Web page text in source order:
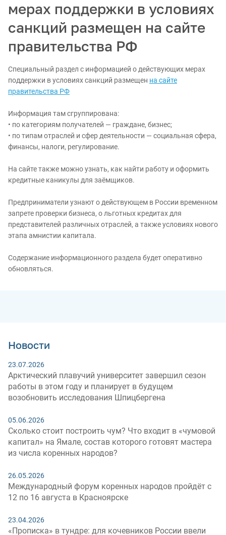
мерах поддержки в условиях
санкций размещен на сайте
правительства РФ
Специальный раздел с информацией о действующих мерах
поддержки в условиях санкций размещен на сайте
правительства РФ
Информация там сгруппирована:
• по категориям получателей — граждане, бизнес;
• по типам отраслей и сфер деятельности — социальная сфера,
финансы, налоги, регулирование.
На сайте также можно узнать, как найти работу и оформить
кредитные каникулы для заёмщиков.
Предприниматели узнают о действующем в России временном
запрете проверки бизнеса, о льготных кредитах для
представителей различных отраслей, а также условиях нового
этапа амнистии капитала.
Содержание информационного раздела будет оперативно
обновляться.
Новости
23.07.2026
Арктический плавучий университет завершил сезон
работы в этом году и планирует в будущем
возобновить исследования Шпицбергена
05.06.2026
Сколько стоит построить чум? Что входит в «чумовой
капитал» на Ямале, состав которого готовят мастера
из числа коренных народов?
26.05.2026
Международный форум коренных народов пройдёт с
12 по 16 августа в Красноярске
23.04.2026
«Прописка» в тундре: для кочевников России ввели